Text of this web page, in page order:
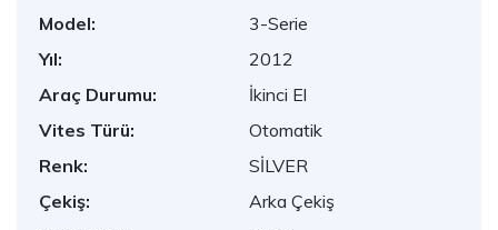
Model:
3-Serie
Yıl:
2012
Araç Durumu:
İkinci El
Vites Türü:
Otomatik
Renk:
SİLVER
Çekiş:
Arka Çekiş